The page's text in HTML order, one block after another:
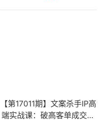
【第17011期】文案杀手IP高
端实战课：破高客单成交壁